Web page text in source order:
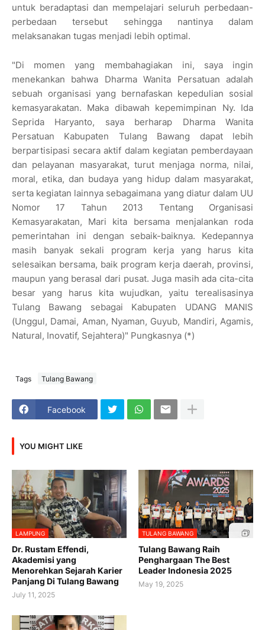
untuk beradaptasi dan mempelajari seluruh perbedaan-
perbedaan tersebut sehingga nantinya dalam
melaksanakan tugas menjadi lebih optimal.
"Di momen yang membahagiakan ini, saya ingin
menekankan bahwa Dharma Wanita Persatuan adalah
sebuah organisasi yang bernafaskan kepedulian sosial
kemasyarakatan. Maka dibawah kepemimpinan Ny. Ida
Seprida Haryanto, saya berharap Dharma Wanita
Persatuan Kabupaten Tulang Bawang dapat lebih
berpartisipasi secara aktif dalam kegiatan pemberdayaan
dan pelayanan masyarakat, turut menjaga norma, nilai,
moral, etika, dan budaya yang hidup dalam masyarakat,
serta kegiatan lainnya sebagaimana yang diatur dalam UU
Nomor 17 Tahun 2013 Tentang Organisasi
Kemasyarakatan, Mari kita bersama menjalankan roda
pemerintahan ini dengan sebaik-baiknya. Kedepannya
masih banyak sekali program kerja yang harus kita
selesaikan bersama, baik program kerja daerah, provinsi,
maupun yang berasal dari pusat. Juga masih ada cita-cita
besar yang harus kita wujudkan, yaitu terealisasinya
Tulang Bawang sebagai Kabupaten UDANG MANIS
(Unggul, Damai, Aman, Nyaman, Guyub, Mandiri, Agamis,
Natural, Inovatif, Sejahtera)" Pungkasnya (*)
Tags Tulang Bawang
Facebook
YOU MIGHT LIKE
LAMPUNG
Dr. Rustam Effendi,
Akademisi yang
Menorehkan Sejarah Karier
Panjang Di Tulang Bawang
July 11, 2025
TULANG BAWANG
Tulang Bawang Raih
Penghargaan The Best
Leader Indonesia 2025
May 19, 2025